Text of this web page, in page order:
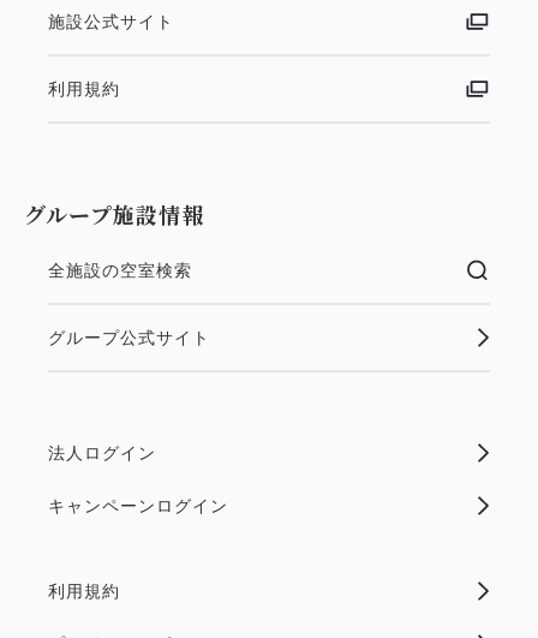
施設公式サイト
利用規約
グループ施設情報
全施設の空室検索
グループ公式サイト
法人ログイン
キャンペーンログイン
利用規約